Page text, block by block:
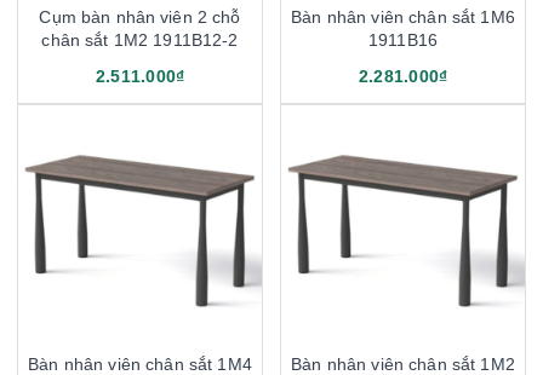
Cụm bàn nhân viên 2 chỗ
chân sắt 1M2 1911B12-2
2.511.000₫
Bàn nhân viên chân sắt 1M6
1911B16
2.281.000₫
Bàn nhân viên chân sắt 1M4
Bàn nhân viên chân sắt 1M2